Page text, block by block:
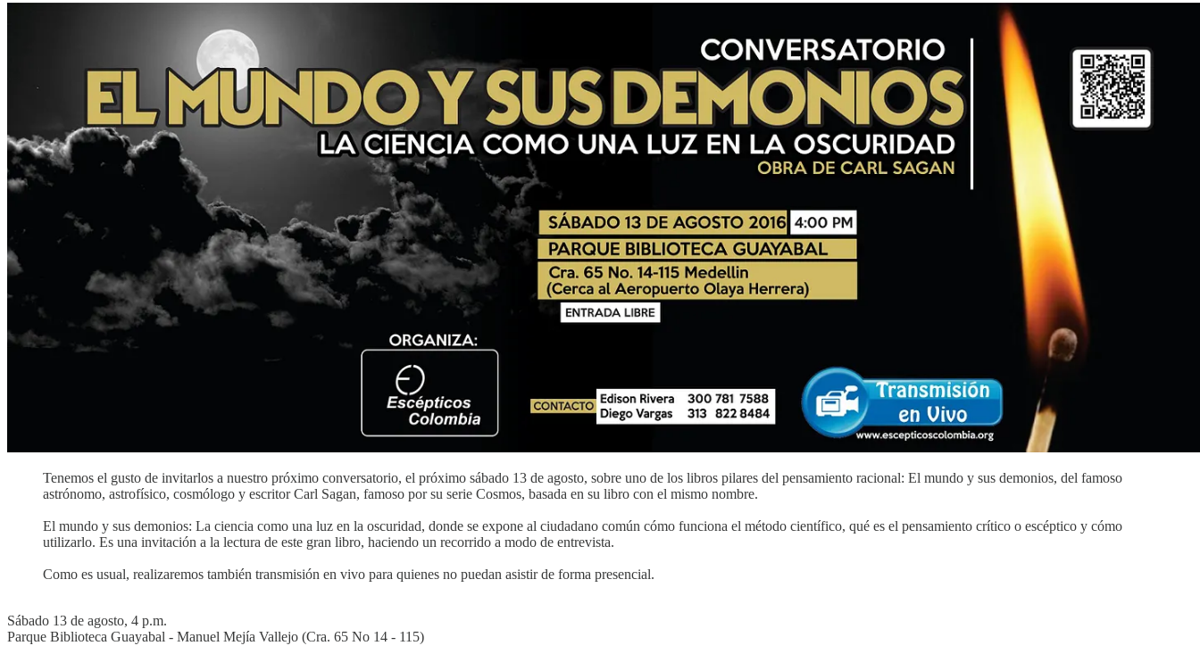
Tenemos el gusto de invitarlos a nuestro próximo conversatorio, el próximo sábado 13 de agosto, sobre uno de los libros pilares del pensamiento racional: El mundo y sus demonios, del famoso
astrónomo, astrofísico, cosmólogo y escritor Carl Sagan, famoso por su serie Cosmos, basada en su libro con el mismo nombre.
El mundo y sus demonios: La ciencia como una luz en la oscuridad, donde se expone al ciudadano común cómo funciona el método científico, qué es el pensamiento crítico o escéptico y cómo
utilizarlo. Es una invitación a la lectura de este gran libro, haciendo un recorrido a modo de entrevista.
Como es usual, realizaremos también transmisión en vivo para quienes no puedan asistir de forma presencial.
Sábado 13 de agosto, 4 p.m.
Parque Biblioteca Guayabal - Manuel Mejía Vallejo (Cra. 65 No 14 - 115)